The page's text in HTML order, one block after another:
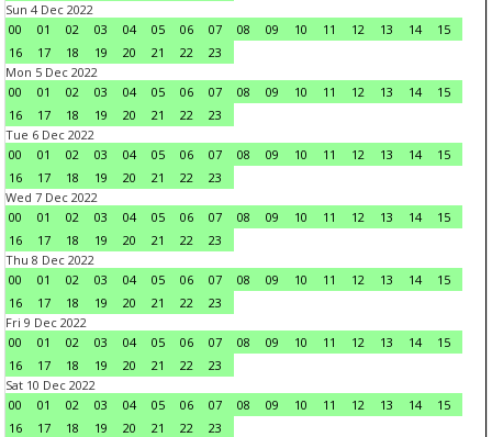
Sun 4 Dec 2022
00
01 02 03 04 05 06 07 08 09 10 11 12 13 14
15
16
17 18 19 20 21 22
23
Mon 5 Dec 2022
00
01 02 03 04 05 06 07 08 09 10 11 12 13 14
15
16
17 18 19 20 21 22
23
Tue 6 Dec 2022
00
01 02 03 04 05 06 07 08 09 10 11 12 13 14
15
16
17 18 19 20 21 22
23
Wed 7 Dec 2022
00
01 02 03 04 05 06 07 08 09 10 11 12 13 14
15
16
17 18 19 20 21 22
23
Thu 8 Dec 2022
00
01 02 03 04 05 06 07 08 09 10 11 12 13 14
15
16
17 18 19 20 21 22
23
Fri 9 Dec 2022
00
01 02 03 04 05 06 07 08 09 10 11 12 13 14
15
16
17 18 19 20 21 22
23
Sat 10 Dec 2022
00
01 02 03 04 05 06 07 08 09 10 11 12 13 14
15
16
17 18 19 20 21 22
23